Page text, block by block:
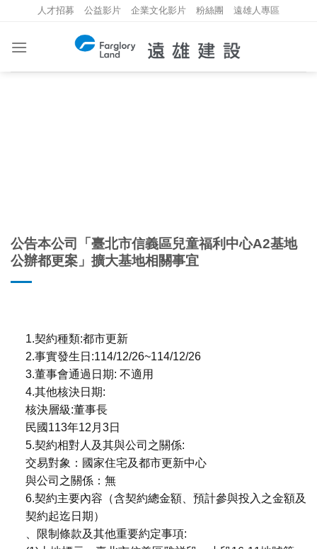
content
人才招募 公益影片 企業文化影片 粉絲團 遠雄人專區
公告本公司「臺北市信義區兒童福利中心A2基地
公辦都更案」擴大基地相關事宜
1.契約種類:都市更新
2.事實發生日:114/12/26~114/12/26
3.董事會通過日期: 不適用
4.其他核決日期:
核決層級:董事長
民國113年12月3日
5.契約相對人及其與公司之關係:
交易對象：國家住宅及都市更新中心
與公司之關係：無
6.契約主要內容（含契約總金額、預計參與投入之金額及
契約起迄日期）
、限制條款及其他重要約定事項: